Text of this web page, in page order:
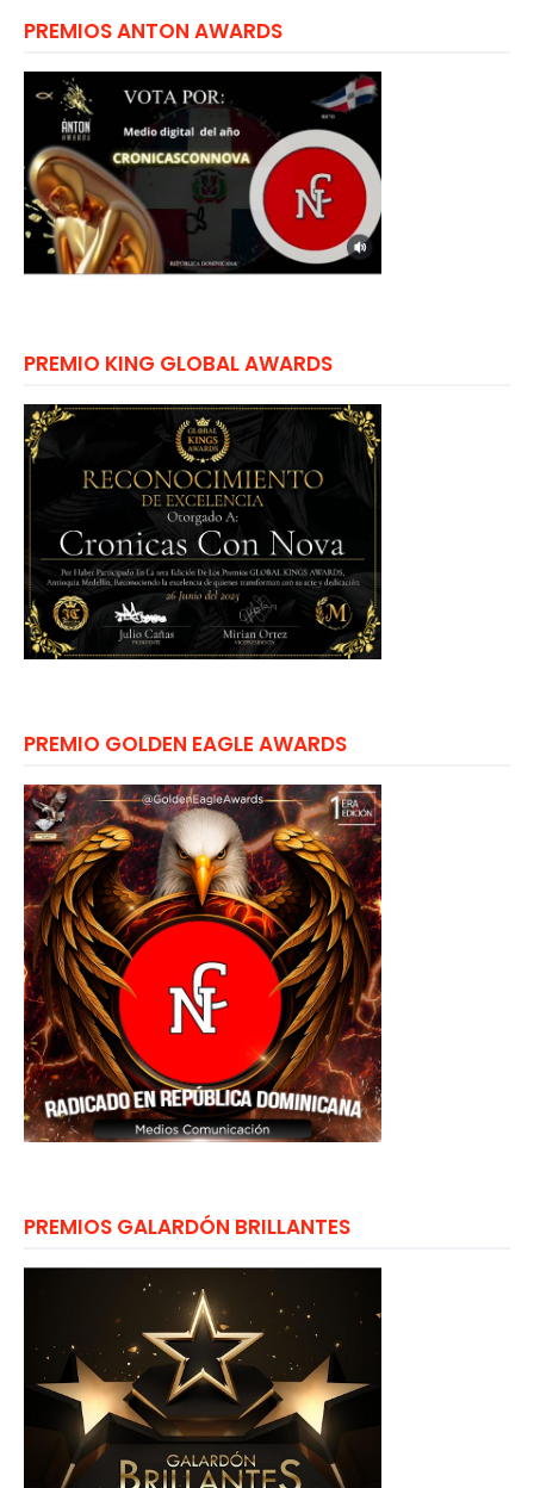
PREMIOS ANTON AWARDS
PREMIO KING GLOBAL AWARDS
PREMIO GOLDEN EAGLE AWARDS
PREMIOS GALARDÓN BRILLANTES